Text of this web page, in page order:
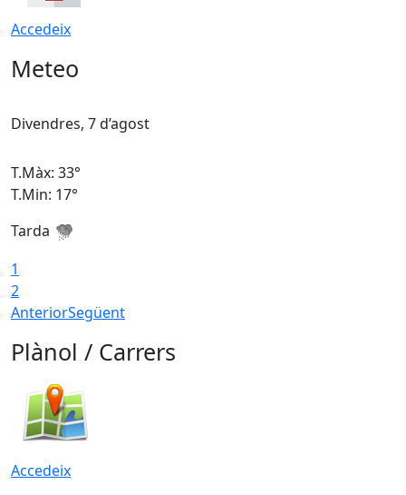
Accedeix
Meteo
Divendres, 7 d’agost
T.Màx: 33°
T.Min: 17°
Tarda
1
2
AnteriorSegüent
Plànol / Carrers
Accedeix